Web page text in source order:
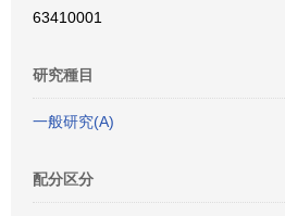
63410001
研究種目
一般研究(A)
配分区分